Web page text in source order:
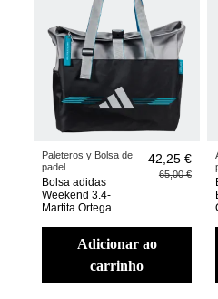
Paleteros y Bolsa de
padel
Bolsa adidas
Weekend 3.4-
Martita Ortega
42,25 €
65,00 €
adicionar ao
carrinho